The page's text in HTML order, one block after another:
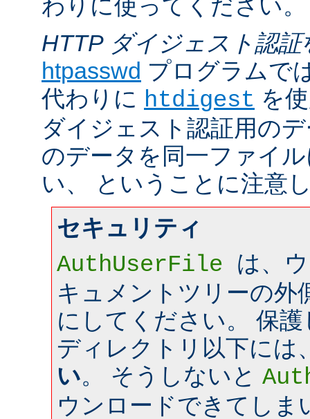
わりに使ってください。
HTTP ダイジェスト認証
htpasswd プログラムで
代わりに htdigest を
ダイジェスト認証用の
のデータを同一ファイ
い、 ということに注意
セキュリティ
AuthUserFile は、
キュメントツリーの外
にしてください。 保
ディレクトリ以下には
い。 そうしないと
ウンロードできてしま